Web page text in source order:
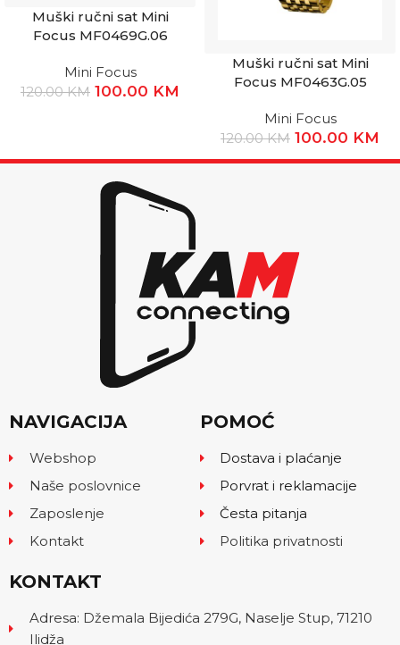
Muški ručni sat Mini
Focus MF0469G.06
Mini Focus
120.00KM 100.00 KM
Muški ručni sat Mini
Focus MF0463G.05
Mini Focus
120.00KM 100.00 KM
NAVIGACIJA
Webshop
Naše poslovnice
Zaposlenje
Kontakt
POMOĆ
Dostava i plaćanje
Porvrat i reklamacije
Česta pitanja
Politika privatnosti
KONTAKT
Adresa: Džemala Bijedića 279G, Naselje Stup, 71210
Ilidža